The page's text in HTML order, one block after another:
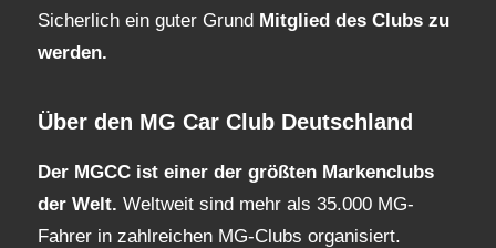
Sicherlich ein guter Grund Mitglied des Clubs zu
werden.
Über den MG Car Club Deutschland
Der MGCC ist einer der größten Markenclubs
der Welt. Weltweit sind mehr als 35.000 MG-
Fahrer in zahlreichen MG-Clubs organisiert.